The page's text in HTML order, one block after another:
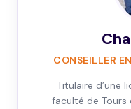
CONSEILLER
Titulaire d’une
faculté de Tours